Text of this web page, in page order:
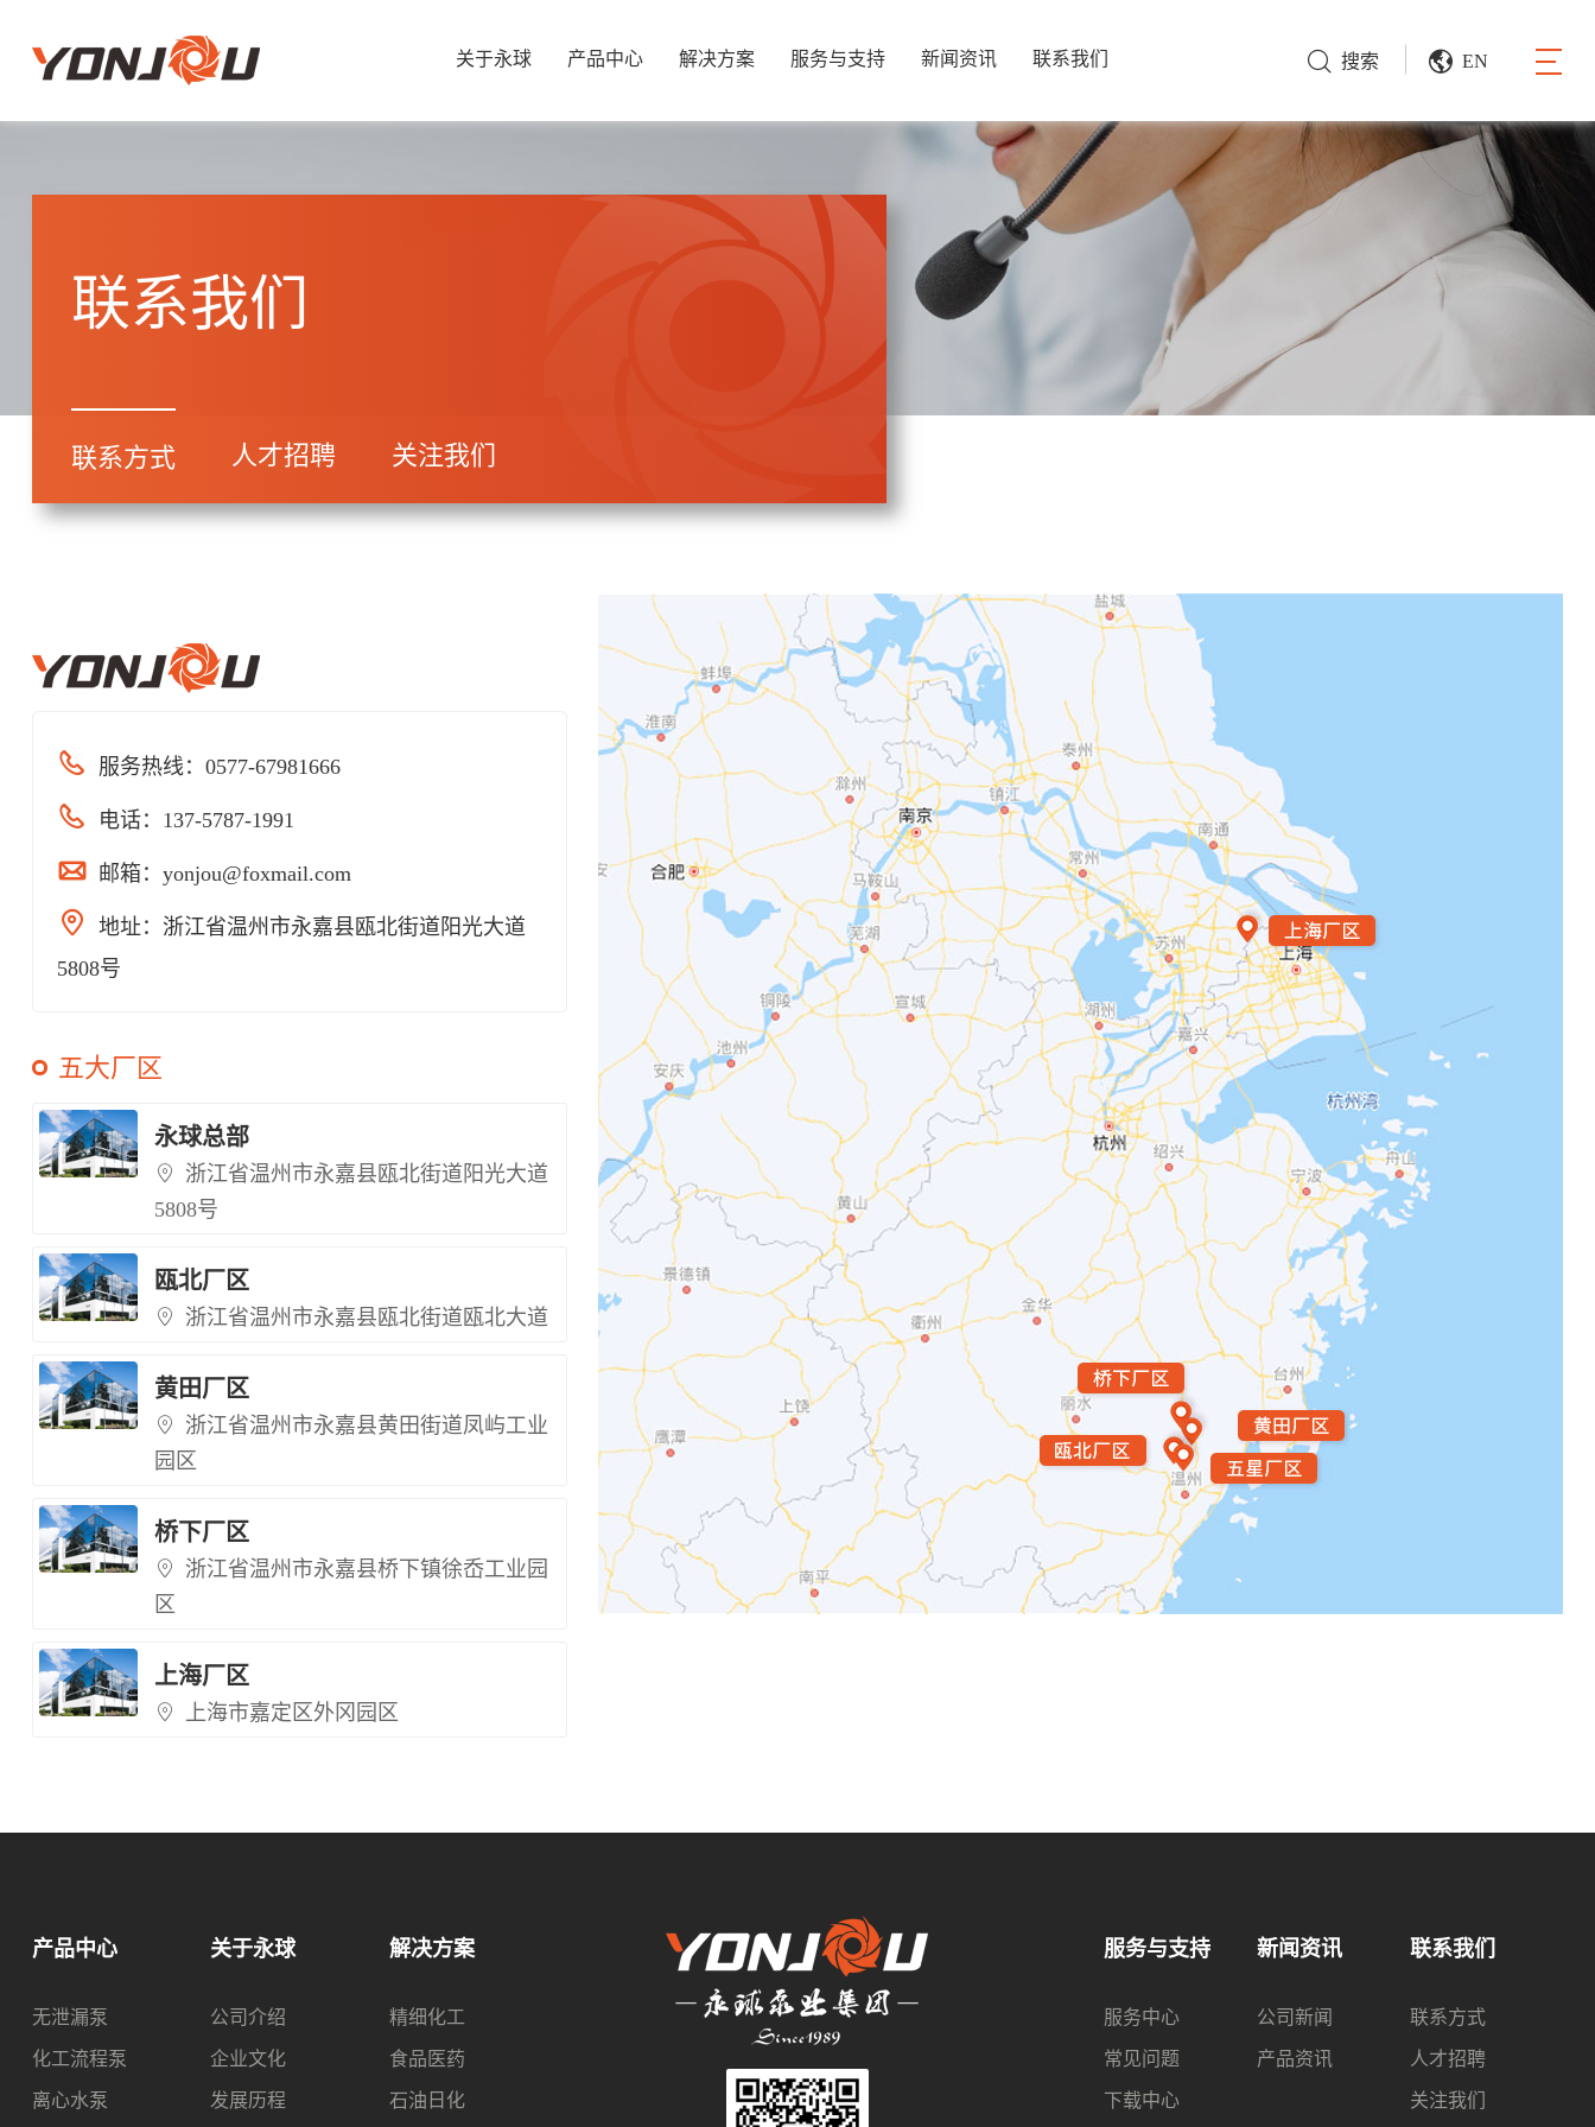
关于永球 产品中心 解决方案 服务与支持 新闻资讯 联系我们 搜索 EN
联系我们
联系方式 人才招聘 关注我们
服务热线： 0577-67981666
电话： 137-5787-1991
邮箱： yonjou@foxmail.com
地址：浙江省温州市永嘉县瓯北街道阳光大道
5808号
五大厂区
永球总部
浙江省温州市永嘉县瓯北街道阳光大道
5808号
瓯北厂区
浙江省温州市永嘉县瓯北街道瓯北大道
黄田厂区
浙江省温州市永嘉县黄田街道凤屿工业
园区
桥下厂区
浙江省温州市永嘉县桥下镇徐岙工业园
区
上海厂区
上海市嘉定区外冈园区
产品中心
无泄漏泵
化工流程泵
离心水泵
关于永球
公司介绍
企业文化
发展历程
解决方案
精细化工
食品医药
石油日化
服务与支持
服务中心
常见问题
下载中心
新闻资讯
公司新闻
产品资讯
联系我们
联系方式
人才招聘
关注我们